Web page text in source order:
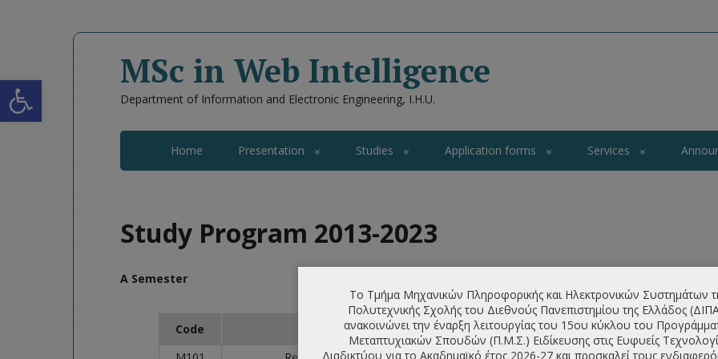
Open toolbar MSc in Web Intelligence
Department of Information and Electronic Engineering, I.H.U.
Home Presentation Studies Application forms Services
Study Program 2013-2023
A Semester
Code Course ECTS
Hours/Week
Το Τμήμα Μηχανικών Πληροφορικής και Ηλεκτρονικών Συστημάτων
Πολυτεχνικής Σχολής του Διεθνούς Πανεπιστημίου της Ελλάδος
ανακοινώνει την έναρξη λειτουργίας του 15ου κύκλου του
Μεταπτυχιακών Σπουδών (Π.Μ.Σ.) Ειδίκευσης στις Ευφυείς
Διαδικτύου για το Ακαδημαϊκό έτος 2026-27 και προσκαλεί τους